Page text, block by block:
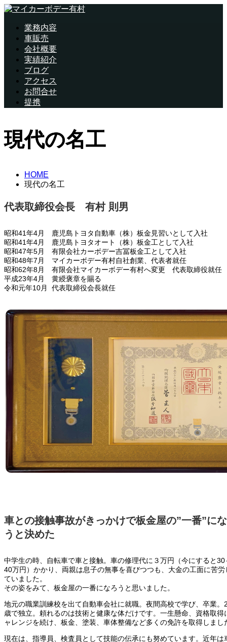
業務内容
車販売
会社概要
実績紹介
ブログ
アクセス
お問合せ
提携
現代の名工
HOME
現代の名工
代表取締役会長 有村 則男
昭和41年4月 鹿児島トヨタ自動車（株）板金見習いとして入社
昭和41年4月 鹿児島トヨタオート（株）板金工として入社
昭和47年5月 有限会社カーボデー吉冨板金工として入社
昭和48年7月 マイカーボデー有村自社創業、代表者就任
昭和62年8月 有限会社マイカーボデー有村へ変更 代表取締役就任
平成23年4月 黄綬褒章を賜る
令和元年10月 代表取締役会長就任
車との接触事故がきっかけで板金屋の”一番”に
うと決めた
中学生の時、自転車で車と接触。車の修理代に３万円（今にすると30
40万円）かかり、両親は息子の無事を喜びつつも、大金の工面に苦労
ていました。
その姿をみて、板金屋の一番になろうと思いました。
地元の職業訓練校を出て自動車会社に就職。夜間高校で学び、卒業。
歳で独立。頼れるのは技術と健康な体だけです。一生懸命、資格取得
ャレンジを続け、板金、塗装、車体整備など多くの免許を取得しまし
現在は、指導員、検査員として技能の伝承にも努めています。近年は